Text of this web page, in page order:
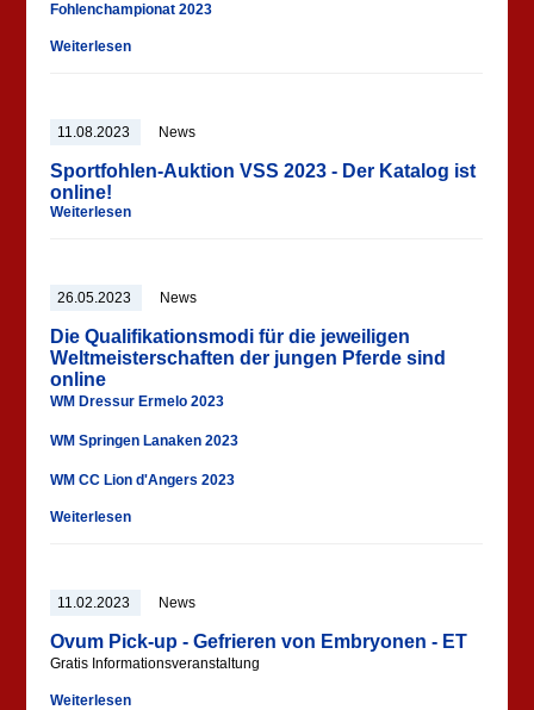
Fohlenchampionat 2023
Weiterlesen
11.08.2023 News
Sportfohlen-Auktion VSS 2023 - Der Katalog ist
online!
Weiterlesen
26.05.2023 News
Die Qualifikationsmodi für die jeweiligen
Weltmeisterschaften der jungen Pferde sind
online
WM Dressur Ermelo 2023
WM Springen Lanaken 2023
WM CC Lion d'Angers 2023
Weiterlesen
11.02.2023 News
Ovum Pick-up - Gefrieren von Embryonen - ET
Gratis Informationsveranstaltung
Weiterlesen